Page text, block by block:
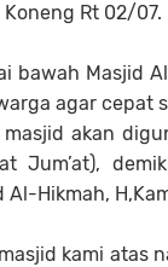
Rt 02/07.
bawah Masjid
agar cepat
masjid akan
Jum’at),
Al-Hikmah,
kami atas